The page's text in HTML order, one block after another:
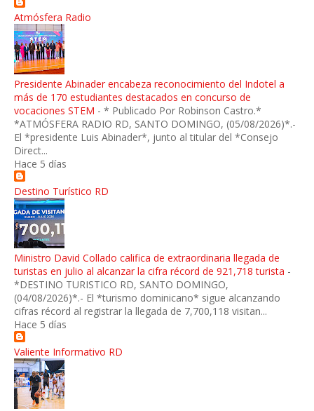
Atmósfera Radio
Presidente Abinader encabeza reconocimiento del Indotel a
más de 170 estudiantes destacados en concurso de
vocaciones STEM - * Publicado Por Robinson Castro.*
*ATMÓSFERA RADIO RD, SANTO DOMINGO, (05/08/2026)*.-
El *presidente Luis Abinader*, junto al titular del *Consejo
Direct...
Hace 5 días
Destino Turístico RD
Ministro David Collado califica de extraordinaria llegada de
turistas en julio al alcanzar la cifra récord de 921,718 turista -
*DESTINO TURISTICO RD, SANTO DOMINGO,
(04/08/2026)*.- El *turismo dominicano* sigue alcanzando
cifras récord al registrar la llegada de 7,700,118 visitan...
Hace 5 días
Valiente Informativo RD